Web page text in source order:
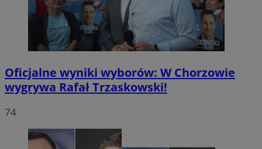
Oficjalne wyniki wyborów: W Chorzowie
wygrywa Rafał Trzaskowski!
74